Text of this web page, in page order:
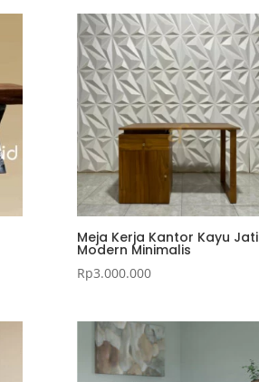
Meja Kerja Kantor Kayu Jati
Modern Minimalis
Rp3.000.000